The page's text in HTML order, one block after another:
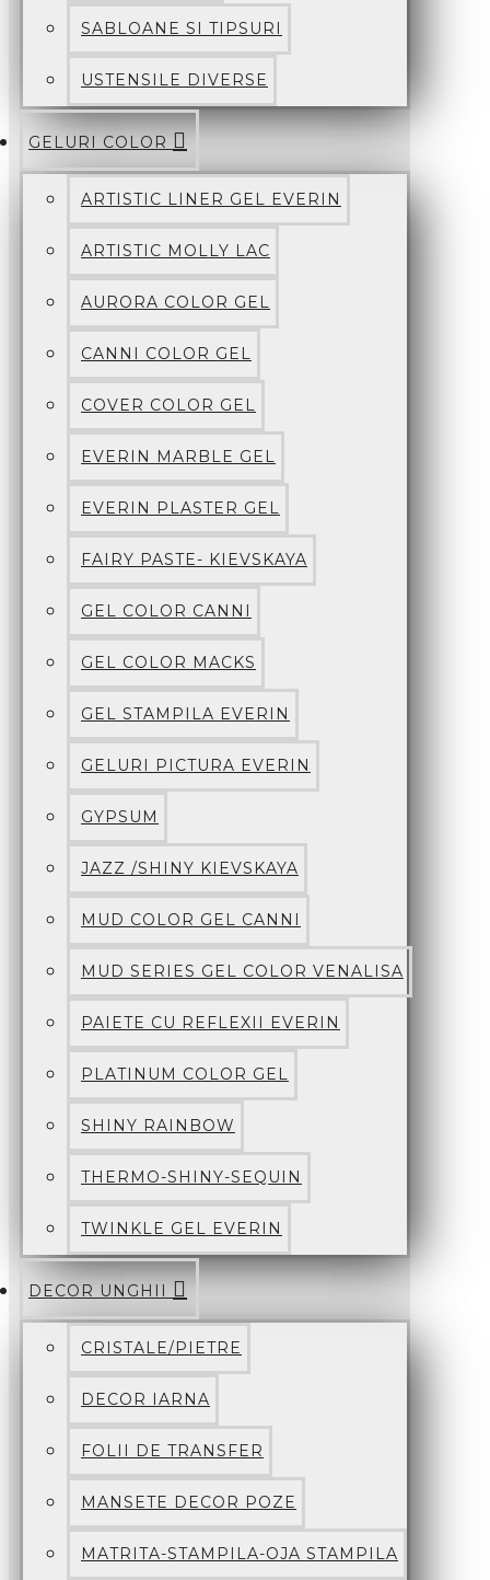
SABLOANE SI TIPSURI
USTENSILE DIVERSE
GELURI COLOR
ARTISTIC LINER GEL EVERIN
ARTISTIC MOLLY LAC
AURORA COLOR GEL
CANNI COLOR GEL
COVER COLOR GEL
EVERIN MARBLE GEL
EVERIN PLASTER GEL
FAIRY PASTE- KIEVSKAYA
GEL COLOR CANNI
GEL COLOR MACKS
GEL STAMPILA EVERIN
GELURI PICTURA EVERIN
GYPSUM
JAZZ /SHINY KIEVSKAYA
MUD COLOR GEL CANNI
MUD SERIES GEL COLOR VENALISA
PAIETE CU REFLEXII EVERIN
PLATINUM COLOR GEL
SHINY RAINBOW
THERMO-SHINY-SEQUIN
TWINKLE GEL EVERIN
DECOR UNGHII
CRISTALE/PIETRE
DECOR IARNA
FOLII DE TRANSFER
MANSETE DECOR POZE
MATRITA-STAMPILA-OJA STAMPILA